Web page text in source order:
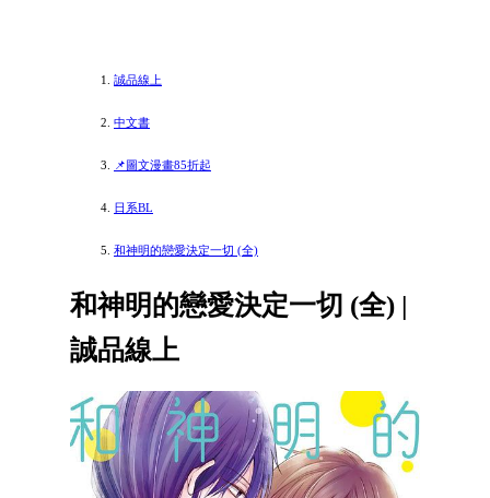
誠品線上
中文書
📌圖文漫畫85折起
日系BL
和神明的戀愛決定一切 (全)
和神明的戀愛決定一切 (全) |
誠品線上